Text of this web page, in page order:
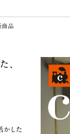
商品
、
した